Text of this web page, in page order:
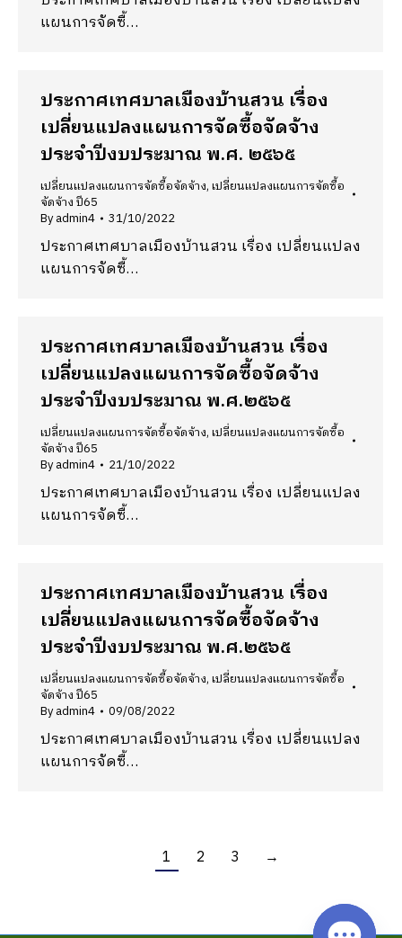
แผนการจัดซื้…
ประกาศเทศบาลเมืองบ้านสวน เรื่อง
เปลี่ยนแปลงแผนการจัดซื้อจัดจ้าง
ประจำปีงบประมาณ พ.ศ. ๒๕๖๕
เปลี่ยนแปลงแผนการจัดซื้อจัดจ้าง,เปลี่ยนแปลงแผนการจัดซื้อ
จัดจ้าง ปี65
Byadmin4 31/10/2022
ประกาศเทศบาลเมืองบ้านสวน เรื่อง เปลี่ยนแปลง
แผนการจัดซื้…
ประกาศเทศบาลเมืองบ้านสวน เรื่อง
เปลี่ยนแปลงแผนการจัดซื้อจัดจ้าง
ประจำปีงบประมาณ พ.ศ.๒๕๖๕
เปลี่ยนแปลงแผนการจัดซื้อจัดจ้าง,เปลี่ยนแปลงแผนการจัดซื้อ
จัดจ้าง ปี65
Byadmin4 21/10/2022
ประกาศเทศบาลเมืองบ้านสวน เรื่อง เปลี่ยนแปลง
แผนการจัดซื้…
ประกาศเทศบาลเมืองบ้านสวน เรื่อง
เปลี่ยนแปลงแผนการจัดซื้อจัดจ้าง
ประจำปีงบประมาณ พ.ศ.๒๕๖๕
เปลี่ยนแปลงแผนการจัดซื้อจัดจ้าง,เปลี่ยนแปลงแผนการจัดซื้อ
จัดจ้าง ปี65
Byadmin4 09/08/2022
ประกาศเทศบาลเมืองบ้านสวน เรื่อง เปลี่ยนแปลง
แผนการจัดซื้…
1 2 3 →